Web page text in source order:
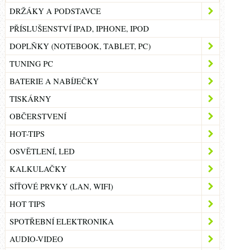
DRŽÁKY A PODSTAVCE
PŘÍSLUŠENSTVÍ IPAD, IPHONE, IPOD
DOPLŇKY (NOTEBOOK, TABLET, PC)
TUNING PC
BATERIE A NABÍJEČKY
TISKÁRNY
OBČERSTVENÍ
HOT-TIPS
OSVĚTLENÍ, LED
KALKULAČKY
SÍŤOVÉ PRVKY (LAN, WIFI)
HOT TIPS
SPOTŘEBNÍ ELEKTRONIKA
AUDIO-VIDEO